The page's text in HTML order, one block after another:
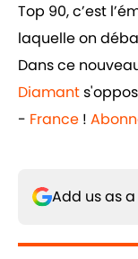
Top 90, c’est
laquelle on
Dans ce
Diamant
- France !
Add us as